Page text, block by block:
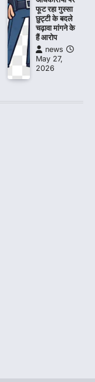
फूट रहा गुस्सा
छुट्टी के बदले
चढ़ावा मांगने के
हैं आरोप
news
May 27,
2026